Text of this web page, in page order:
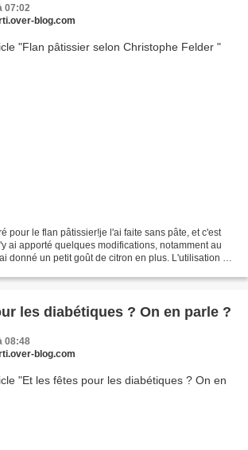
07:02
blog.com
pour le flan pâtissier!je l'ai faite sans pâte, et c'est
ai apporté quelques modifications, notamment au
donné un petit goût de citron en plus. L'utilisation de
les diabétiques ? On en parle ?
08:48
blog.com